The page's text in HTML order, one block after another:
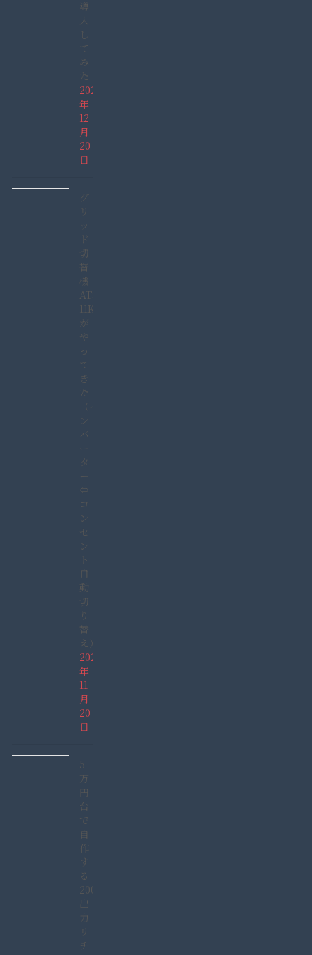
導
入
し
て
み
た
2021
年
12
月
20
日
グ
リ
ッ
ド
切
替
機
ATS-
11KW
が
や
っ
て
き
た
（イ
ン
バ
ー
タ
ー
⇔
コ
ン
セ
ン
ト
自
動
切
り
替
え）
2021
年
11
月
20
日
5
万
円
台
で
自
作
す
る
2000W
出
力
リ
チ